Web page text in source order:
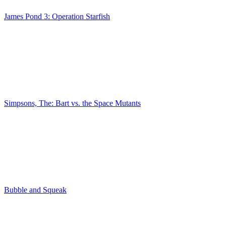
James Pond 3: Operation Starfish
Simpsons, The: Bart vs. the Space Mutants
Bubble and Squeak